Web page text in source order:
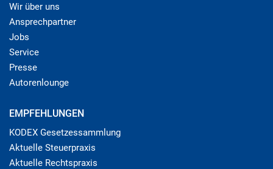
Wir über uns
Ansprechpartner
Jobs
Service
Presse
Autorenlounge
EMPFEHLUNGEN
KODEX Gesetzessammlung
Aktuelle Steuerpraxis
Aktuelle Rechtspraxis